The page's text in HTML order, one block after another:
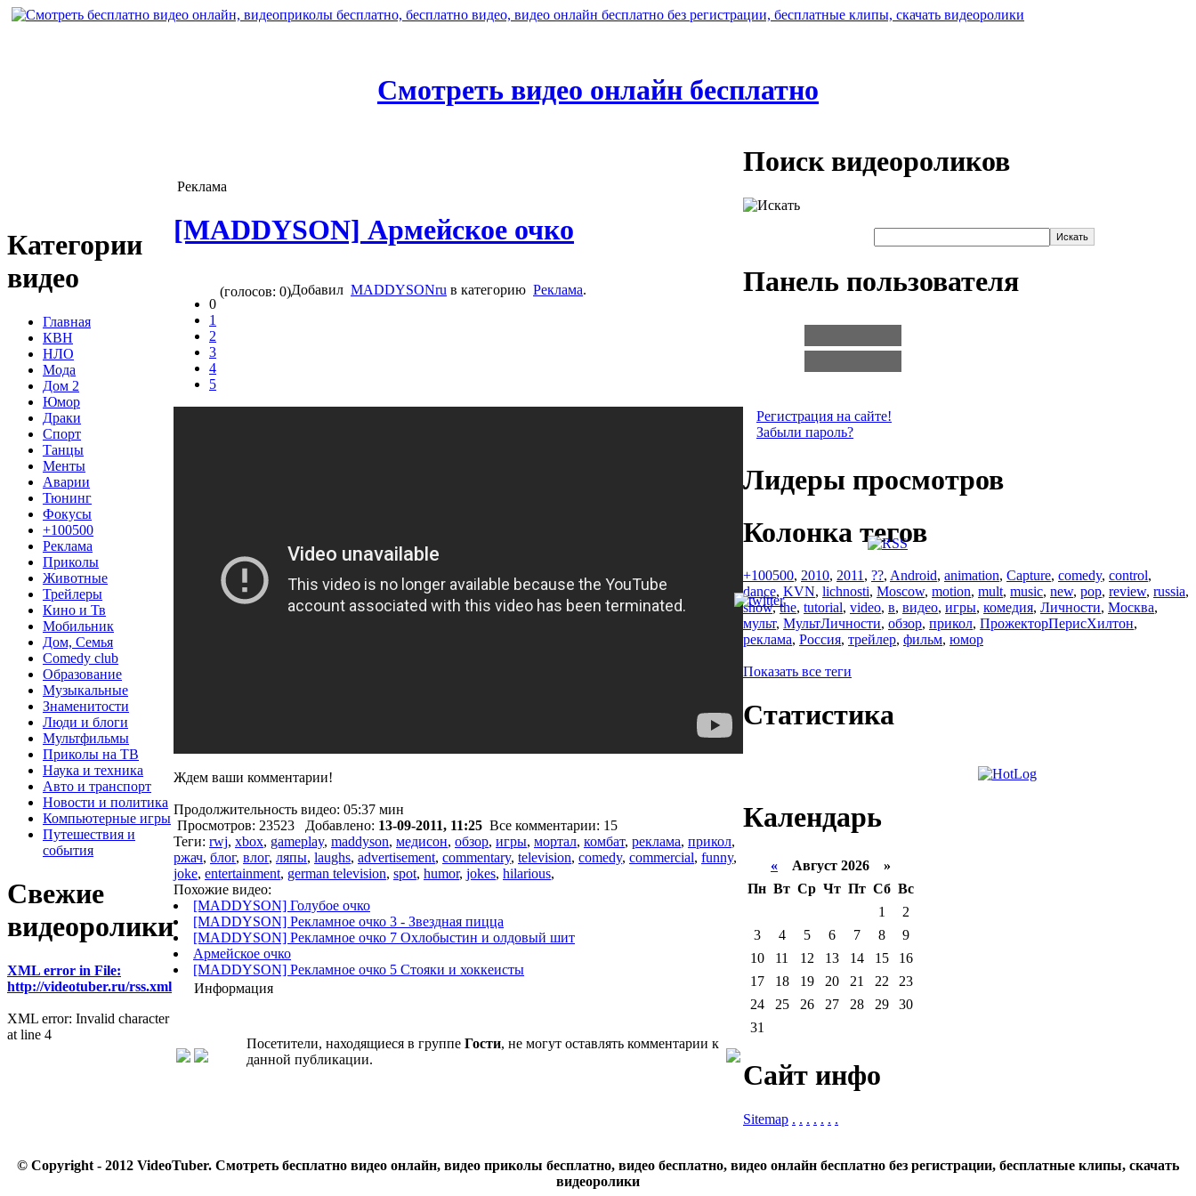
Смотреть видео онлайн бесплатно
Категории
видео
Главная
КВН
НЛО
Мода
Дом 2
Юмор
Драки
Спорт
Танцы
Менты
Аварии
Тюнинг
Фокусы
+100500
Реклама
Приколы
Животные
Трейлеры
Кино и Тв
Мобильник
Дом, Семья
Comedy club
Образование
Музыкальные
Знаменитости
Люди и блоги
Мультфильмы
Приколы на ТВ
Наука и техника
Авто и транспорт
Новости и политика
Компьютерные игры
Путешествия и
события
Свежие
видеоролики
XML error in File:
http://videotuber.ru/rss.xml
XML error: Invalid character
at line 4
Реклама
[MADDYSON] Армейское очко
0
1
2
3
4
5
(голосов: 0)Добавил MADDYSONru в категорию Реклама.
Ждем ваши комментарии!
Продолжительность видео: 05:37 мин
Просмотров: 23523 Добавлено: 13-09-2011, 11:25 Все комментарии: 15
Теги: rwj, xbox, gameplay, maddyson, медисон, обзор, игры, мортал, комбат, реклама, прикол,
ржач, блог, влог, ляпы, laughs, advertisement, commentary, television, comedy, commercial, funny,
joke, entertainment, german television, spot, humor, jokes, hilarious,
Похожие видео:
[MADDYSON] Голубое очко
[MADDYSON] Рекламное очко 3 - Звездная пицца
[MADDYSON] Рекламное очко 7 Охлобыстин и олдовый шит
Армейское очко
[MADDYSON] Рекламное очко 5 Стояки и хоккеисты
Информация
Посетители, находящиеся в группе Гости, не могут оставлять комментарии к
данной публикации.
Поиск видеороликов
Панель пользователя
Регистрация на сайте!
Забыли пароль?
Лидеры просмотров
Колонка тегов
+100500, 2010, 2011 , ??, Android, animation, Capture, comedy, control,
dance, KVN, lichnosti, Moscow, motion, mult, music, new, pop, review, russia,
show,the, tutorial, video, в, видео, игры, комедия, Личности, Москва,
мульт, МультЛичности, обзор, прикол, ПрожекторПерисХилтон,
реклама, Россия, трейлер, фильм, юмор
Показать все теги
Статистика
Календарь
« Август 2026 »
Пн Вт Ср Чт Пт Сб Вс
1
2
3
4 5 6 7 8
9
10
11 12 13 14 15
16
17
18 19 20 21 22
23
24
25 26 27 28 29
30
31
Сайт инфо
Sitemap . . . . . . .
© Copyright - 2012 VideoTuber. Смотреть бесплатно видео онлайн, видео приколы бесплатно, видео бесплатно, видео онлайн бесплатно без регистрации, бесплатные клипы, скачать
видеоролики